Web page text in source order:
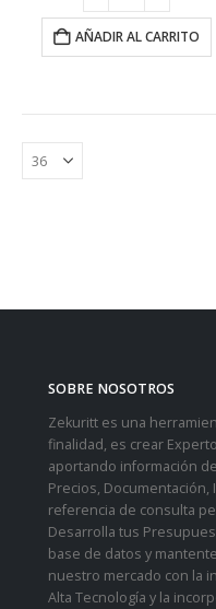
AÑADIR AL CARRITO
SOBRE NOSOTROS
Zekuritt es una
finalidad, es crear
aportando información
Precios, Documentación,
referencia de consulta
Desarrolla tus
base de datos y
nuestro mercado con la
Alta Tecnología y la